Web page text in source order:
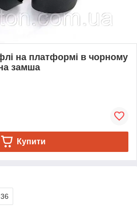
на платформі в чорному
замша
Купити
36